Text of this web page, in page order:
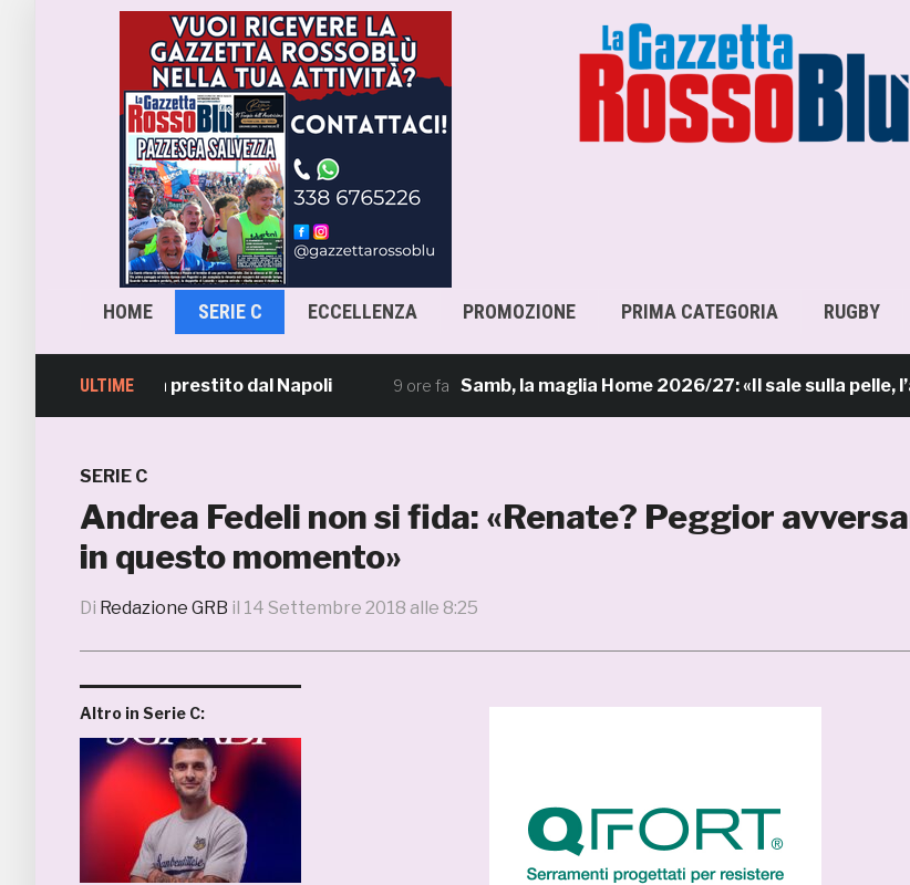
HOME SERIE C ECCELLENZA PROMOZIONE PRIMA CATEGORIA RUGBY
ULTIME
arriva in prestito dal Napoli 9 ore fa Samb, la maglia Home 2026/27: «Il sale sulla pelle,
SERIE C
Andrea Fedeli non si fida: «Renate? Peggior
in questo momento»
Di Redazione GRB il 14 Settembre 2018 alle 8:25
Altro in Serie C: